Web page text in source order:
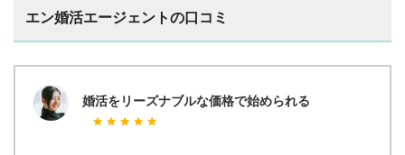
エン婚活エージェントの口コミ
婚活をリーズナブルな価格で始められる